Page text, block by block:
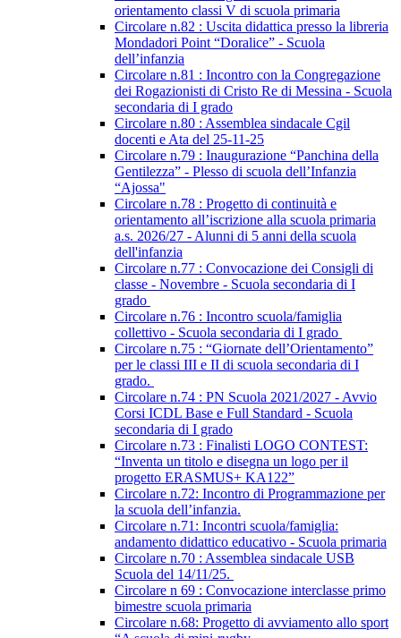
orientamento classi V di scuola primaria
Circolare n.82 : Uscita didattica presso la libreria
Mondadori Point “Doralice” - Scuola
dell’infanzia
Circolare n.81 : Incontro con la Congregazione
dei Rogazionisti di Cristo Re di Messina - Scuola
secondaria di I grado
Circolare n.80 : Assemblea sindacale Cgil
docenti e Ata del 25-11-25
Circolare n.79 : Inaugurazione “Panchina della
Gentilezza” - Plesso di scuola dell’Infanzia
“Ajossa"
Circolare n.78 : Progetto di continuità e
orientamento all’iscrizione alla scuola primaria
a.s. 2026/27 - Alunni di 5 anni della scuola
dell'infanzia
Circolare n.77 : Convocazione dei Consigli di
classe - Novembre - Scuola secondaria di I
grado
Circolare n.76 : Incontro scuola/famiglia
collettivo - Scuola secondaria di I grado
Circolare n.75 : “Giornate dell’Orientamento”
per le classi III e II di scuola secondaria di I
grado.
Circolare n.74 : PN Scuola 2021/2027 - Avvio
Corsi ICDL Base e Full Standard - Scuola
secondaria di I grado
Circolare n.73 : Finalisti LOGO CONTEST:
“Inventa un titolo e disegna un logo per il
progetto ERASMUS+ KA122”
Circolare n.72: Incontro di Programmazione per
la scuola dell’infanzia.
Circolare n.71: Incontri scuola/famiglia:
andamento didattico educativo - Scuola primaria
Circolare n.70 : Assemblea sindacale USB
Scuola del 14/11/25.
Circolare n 69 : Convocazione interclasse primo
bimestre scuola primaria
Circolare n.68: Progetto di avviamento allo sport